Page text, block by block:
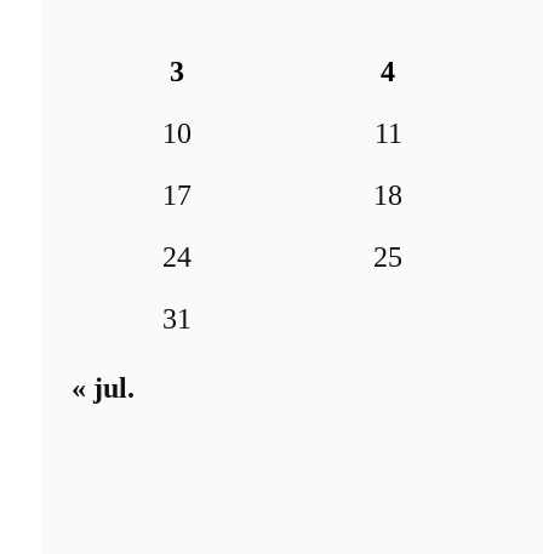
3
4
10
11
17
18
24
25
31
« jul.